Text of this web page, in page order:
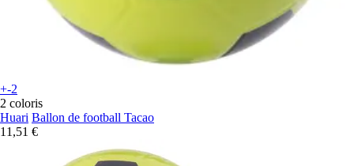
+-2
2 coloris
Huari Ballon de football Tacao
11,51 €